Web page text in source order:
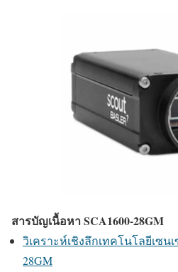
สารบัญเนื้อหา SCA1600-28GM
วิเคราะห์เชิงลึกเทคโนโลยีเซน
28GM